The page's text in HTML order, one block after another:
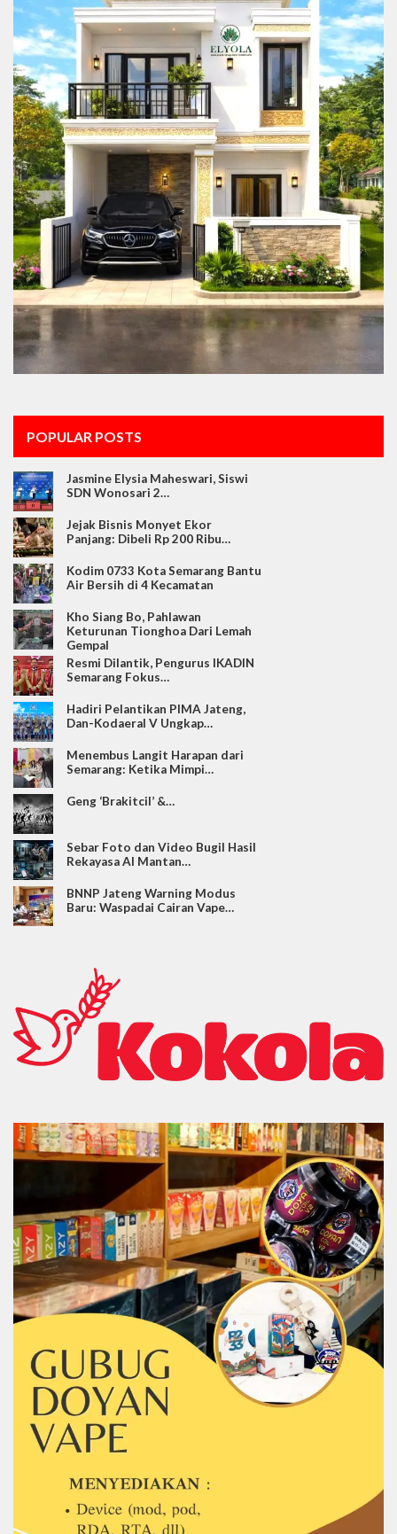
POPULAR POSTS
Jasmine Elysia Maheswari, Siswi
SDN Wonosari 2…
Jejak Bisnis Monyet Ekor
Panjang: Dibeli Rp 200 Ribu…
Kodim 0733 Kota Semarang Bantu
Air Bersih di 4 Kecamatan
Kho Siang Bo, Pahlawan
Keturunan Tionghoa Dari Lemah
Gempal
Resmi Dilantik, Pengurus IKADIN
Semarang Fokus…
Hadiri Pelantikan PIMA Jateng,
Dan-Kodaeral V Ungkap…
Menembus Langit Harapan dari
Semarang: Ketika Mimpi…
Geng ‘Brakitcil’ &…
Sebar Foto dan Video Bugil Hasil
Rekayasa AI Mantan…
BNNP Jateng Warning Modus
Baru: Waspadai Cairan Vape…